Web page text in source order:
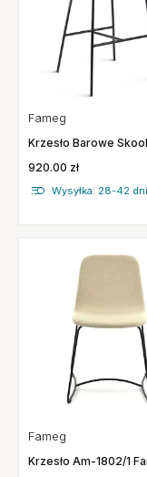
Fameg
Krzesło Barowe Skool
920.00 zł
Wysyłka: 28-42 dni
Fameg
Krzesło Am-1802/1